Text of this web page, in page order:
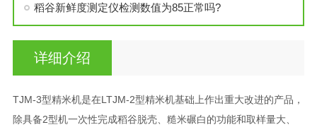
稻谷新鲜度测定仪检测数值为85正常吗?
详细介绍
TJM-3型精米机是在LTJM-2型精米机基础上作出重大改进的产品，
除具备2型机一次性完成稻谷脱壳、糙米碾白的功能和取样量大、